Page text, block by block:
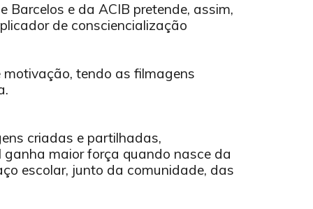
e da ACIB pretende, assim,
de consciencialização
tendo as filmagens
criadas e partilhadas,
maior força quando nasce da
escolar, junto da comunidade, das